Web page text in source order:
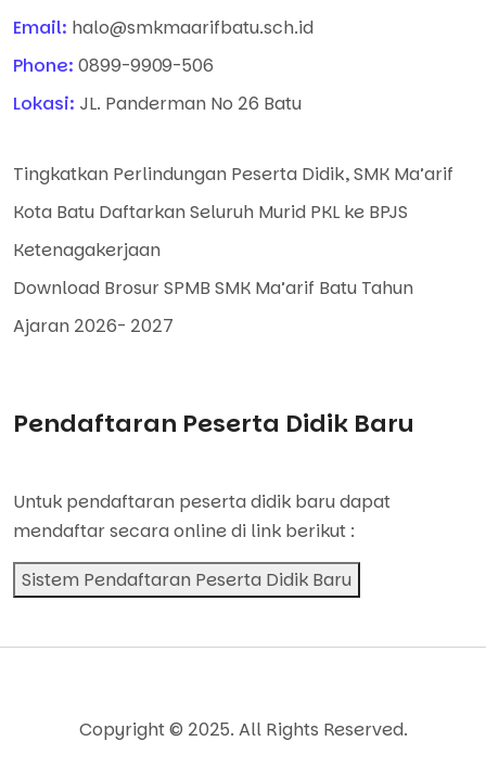
Email: halo@smkmaarifbatu.sch.id
Phone: 0899-9909-506
Lokasi: JL. Panderman No 26 Batu
Tingkatkan Perlindungan Peserta Didik, SMK Ma’arif
Kota Batu Daftarkan Seluruh Murid PKL ke BPJS
Ketenagakerjaan
Download Brosur SPMB SMK Ma’arif Batu Tahun
Ajaran 2026- 2027
Pendaftaran Peserta Didik Baru
Untuk pendaftaran peserta didik baru dapat
mendaftar secara online di link berikut :
Sistem Pendaftaran Peserta Didik Baru
Copyright © 2025. All Rights Reserved.